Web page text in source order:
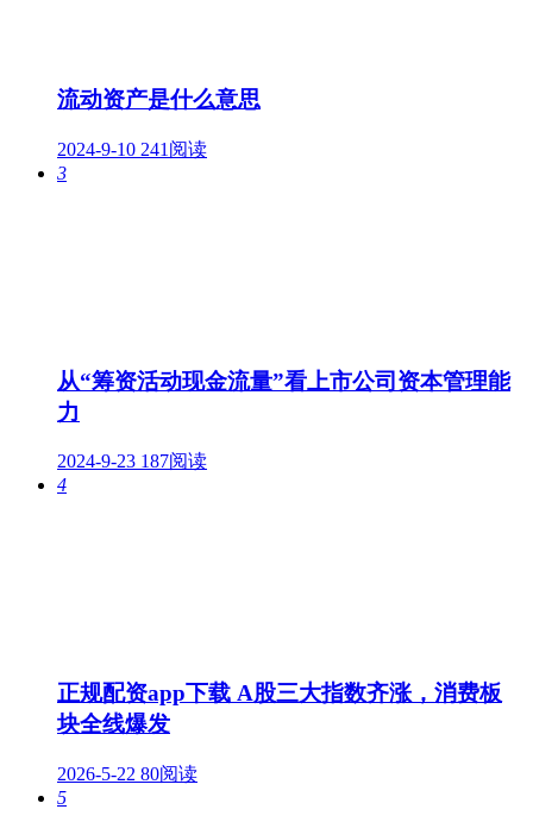
流动资产是什么意思
2024-9-10 241阅读
3
从“筹资活动现金流量”看上市公司资本管理能
力
2024-9-23 187阅读
4
正规配资app下载 A股三大指数齐涨，消费板
块全线爆发
2026-5-22 80阅读
5